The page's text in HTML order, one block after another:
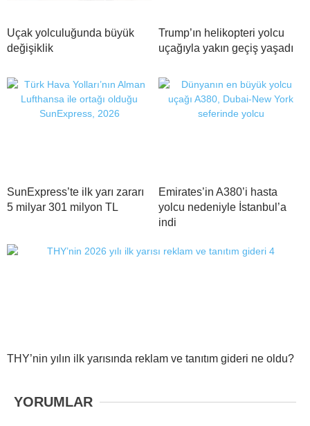
Uçak yolculuğunda büyük
değişiklik
Trump’ın helikopteri yolcu
uçağıyla yakın geçiş yaşadı
SunExpress’te ilk yarı zararı
5 milyar 301 milyon TL
Emirates’in A380’i hasta
yolcu nedeniyle İstanbul’a
indi
THY’nin yılın ilk yarısında reklam ve tanıtım gideri ne oldu?
YORUMLAR